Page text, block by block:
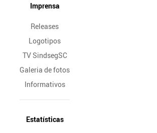
Imprensa
Releases
Logotipos
TV SindsegSC
Galeria de fotos
Informativos
Estatísticas